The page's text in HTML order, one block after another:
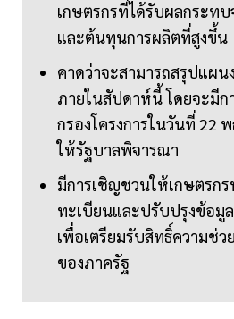
เกษตรกรที่ได้รับผลกระท
และต้นทุนการผลิตที่สูงขึ้น
คาดว่าจะสามารถสรุปแผ
ภายในสัปดาห์นี้ โดยจะมี
กรองโครงการในวันที่ 22
ให้รัฐบาลพิจารณา
มีการเชิญชวนให้เกษตรกร
ทะเบียนและปรับปรุงข้อมู
เพื่อเตรียมรับสิทธิ์ความช่ว
ของภาครัฐ